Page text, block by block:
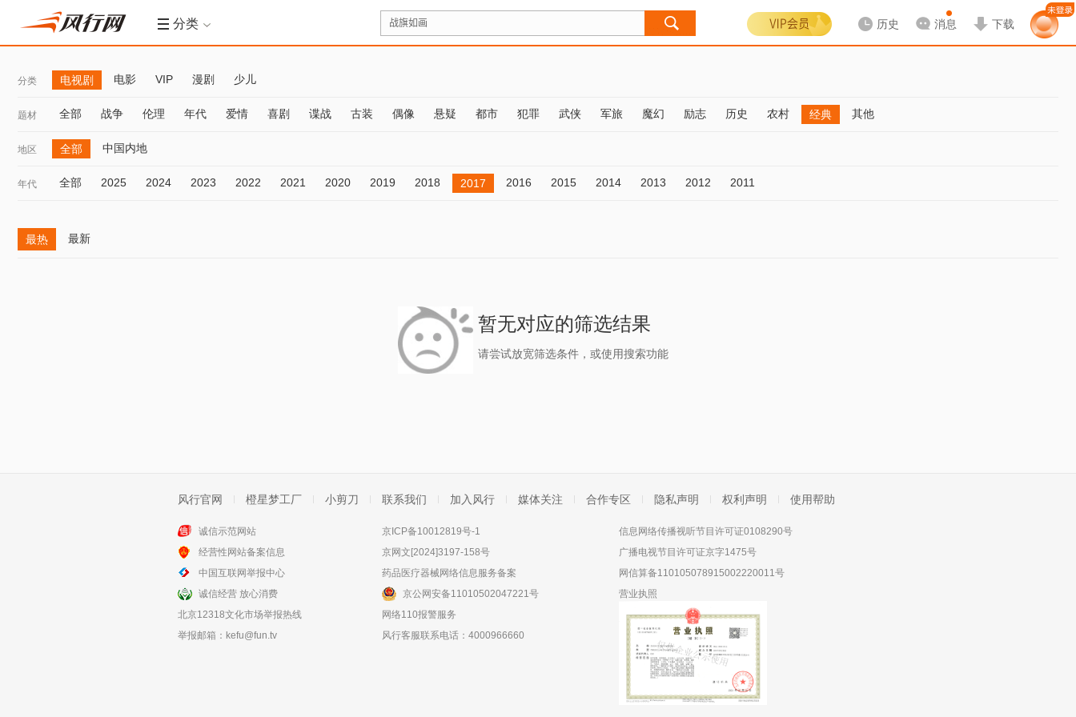
分类 历史 消息 下载
分类 电视剧 电影 VIP 漫剧 少儿
题材 全部 战争 伦理 年代 爱情 喜剧 谍战 古装 偶像 悬疑 都市 犯罪 武侠 军旅 魔幻 励志 历史 农村 经典 其他
地区 全部 中国内地
年代 全部 2025 2024 2023 2022 2021 2020 2019 2018 2017 2016 2015 2014 2013 2012 2011
最热 最新
暂无对应的筛选结果
请尝试放宽筛选条件，或使用搜索功能
风行官网 橙星梦工厂 小剪刀 联系我们 加入风行 媒体关注 合作专区 隐私声明 权利声明 使用帮助
诚信示范网站
经营性网站备案信息
中国互联网举报中心
诚信经营 放心消费
北京12318文化市场举报热线
举报邮箱： kefu@fun.tv
京ICP备10012819号-1
京网文[2024]3197-158号
药品医疗器械网络信息服务备案
京公网安备11010502047221号
网络110报警服务
风行客服联系电话：4000966660
信息网络传播视听节目许可证0108290号
广播电视节目许可证京字1475号
网信算备110105078915002220011号
营业执照